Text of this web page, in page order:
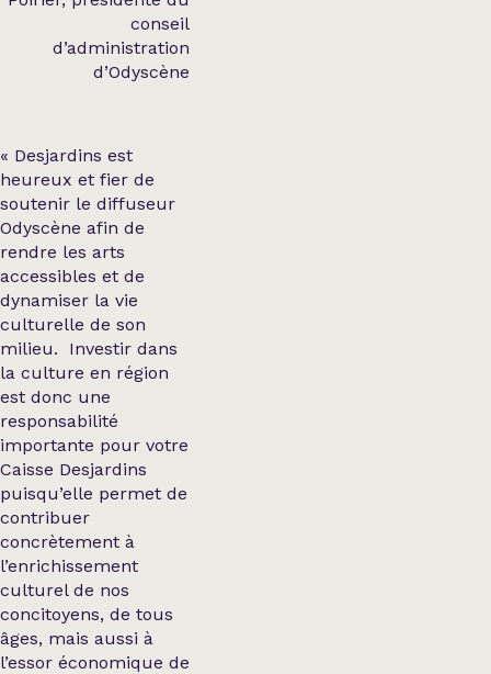
conseil
d’administration
d’Odyscène
« Desjardins est
heureux et fier de
soutenir le diffuseur
Odyscène afin de
rendre les arts
accessibles et de
dynamiser la vie
culturelle de son
milieu. Investir dans
la culture en région
est donc une
responsabilité
importante pour votre
Caisse Desjardins
puisqu’elle permet de
contribuer
concrètement à
l’enrichissement
culturel de nos
concitoyens, de tous
âges, mais aussi à
l’essor économique de